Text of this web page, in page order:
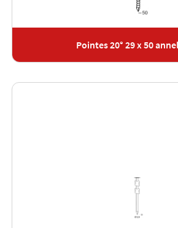
Pointes 20° 29 x 50